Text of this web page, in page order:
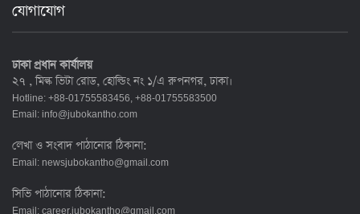
যোগাযোগ
ঢাকা প্রধান কার্যালয়
২৭ , মিল্ক ভিটা রোড, হোল্ডিং নং ১/এ রুপনগর, ঢাকা।
Hotline: +88-01755583456, +88-01755583500
Email: info@jubokantho.com
লেখা ও সংবাদ পাঠানোর ঠিকানা:
Email: newsjubokantho@gmail.com
সিভি পাঠানোর ঠিকানা:
Email: career.jubokantho@gmail.com